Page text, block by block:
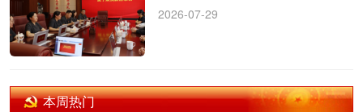
2026-07-29
本周热门